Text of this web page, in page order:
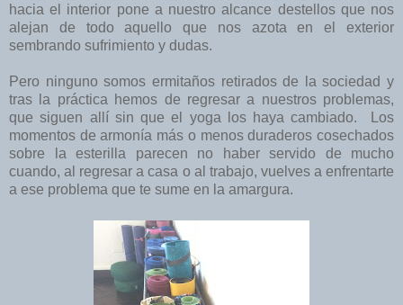
hacia el interior pone a nuestro alcance destellos que nos
alejan de todo aquello que nos azota en el exterior
sembrando sufrimiento y dudas.
Pero ninguno somos ermitaños retirados de la sociedad y
tras la práctica hemos de regresar a nuestros problemas,
que siguen allí sin que el yoga los haya cambiado. Los
momentos de armonía más o menos duraderos cosechados
sobre la esterilla parecen no haber servido de mucho
cuando, al regresar a casa o al trabajo, vuelves a enfrentarte
a ese problema que te sume en la amargura.